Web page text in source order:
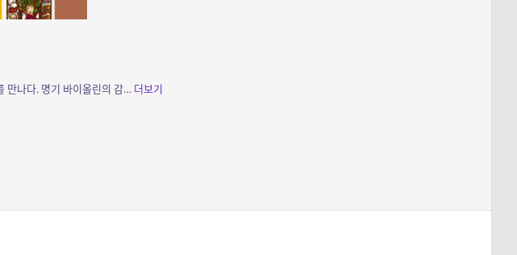
소개: 시골 마을의 보안관 티르 스트라이크를 중심으로 벌어지는 신비롭고 기상천외한 이야기를 만나다. 명기 바이올린의 감동을 죽여 버리고 마는 악기 살해자 호라이즌을 시작으로, 자살만을 시... 더보기